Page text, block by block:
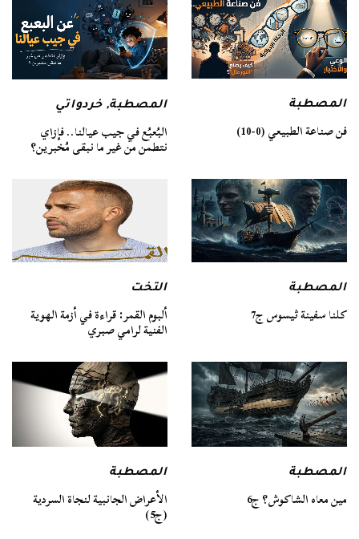
المصطبة
فن صناعة الطبيعي (0-10)
المصطبة,خردواتي
البُعبُع في جيب عيالنا.. فإزاي
نتطمن من غير ما نبقى مُخبرين؟
المصطبة
كلنا سفينة ثيسوس ج7
التخت
ألبوم القمر: قراءة في أزمة الهوية
الفنية لرامي صبري
المصطبة
مين معاه الشاكوش؟ ج6
المصطبة
الأعراض الجانبية لنجاة السردية
(ج5)